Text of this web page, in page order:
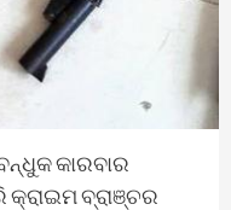
କାରବାର
କ୍ରାଇମ ବ୍ରାଞ୍ଚର